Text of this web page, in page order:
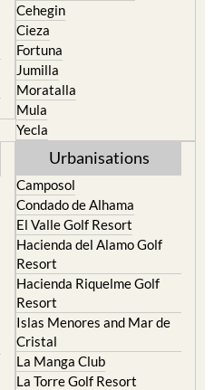
Cehegin
Cieza
Fortuna
Jumilla
Moratalla
Mula
Yecla
Urbanisations
Camposol
Condado de Alhama
El Valle Golf Resort
Hacienda del Alamo Golf
Resort
Hacienda Riquelme Golf
Resort
Islas Menores and Mar de
Cristal
La Manga Club
La Torre Golf Resort